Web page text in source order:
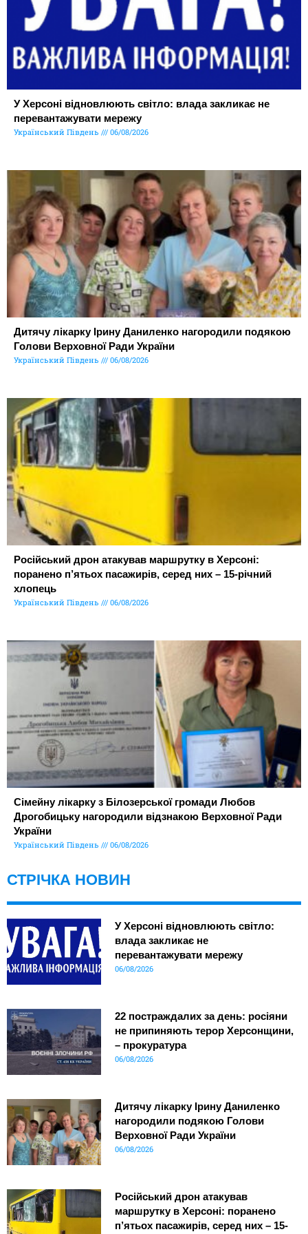
У Херсоні відновлюють світло: влада закликає не
перевантажувати мережу
Український Південь 06/08/2026
Дитячу лікарку Ірину Даниленко нагородили подякою
Голови Верховної Ради України
Український Південь 06/08/2026
Російський дрон атакував маршрутку в Херсоні:
поранено п’ятьох пасажирів, серед них – 15-річний
хлопець
Український Південь 06/08/2026
Сімейну лікарку з Білозерської громади Любов
Дрогобицьку нагородили відзнакою Верховної Ради
України
Український Південь 06/08/2026
СТРІЧКА НОВИН
У Херсоні відновлюють світло:
влада закликає не
перевантажувати мережу
06/08/2026
22 постраждалих за день: росіяни
не припиняють терор Херсонщини,
– прокуратура
06/08/2026
Дитячу лікарку Ірину Даниленко
нагородили подякою Голови
Верховної Ради України
06/08/2026
Російський дрон атакував
маршрутку в Херсоні: поранено
п’ятьох пасажирів, серед них – 15-